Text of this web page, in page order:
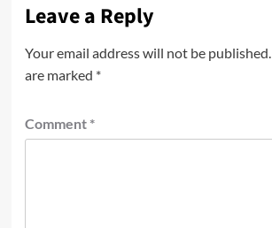
Leave a Reply
Your email address will not be published.
are marked *
Comment *